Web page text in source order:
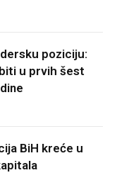
poziciju:
u prvih šest
BiH kreće u